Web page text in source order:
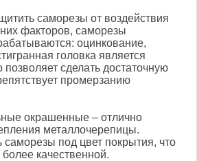
саморезы от воздействия
факторов, саморезы
оцинкование,
головка является
позволяет сделать достаточную
промерзанию
окрашенные – отлично
металлочерепицы.
под цвет покрытия, что
качественной.